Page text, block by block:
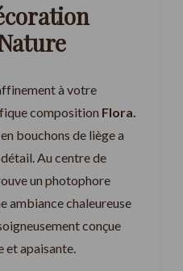
à votre
composition Flora.
bouchons de liège a
Au centre de
un photophore
ambiance chaleureuse
conçue
et apaisante.